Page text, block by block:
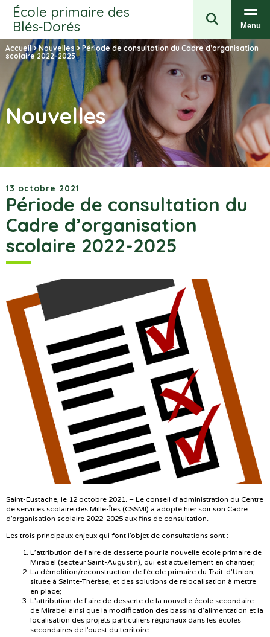
École primaire des
Blés‑Dorés
Menu
Accueil>Nouvelles> Période de consultation du Cadre d’organisation
scolaire 2022-2025
Nouvelles
13 octobre 2021
Période de consultation du
Cadre d’organisation
scolaire 2022-2025
Saint-Eustache, le 12 octobre 2021. – Le conseil d’administration du Centre
de services scolaire des Mille-Îles (CSSMI) a adopté hier soir son Cadre
d’organisation scolaire 2022-2025 aux fins de consultation.
Les trois principaux enjeux qui font l’objet de consultations sont :
L’attribution de l’aire de desserte pour la nouvelle école primaire de
Mirabel (secteur Saint-Augustin), qui est actuellement en chantier;
La démolition/reconstruction de l’école primaire du Trait-d’Union,
située à Sainte-Thérèse, et des solutions de relocalisation à mettre
en place;
L’attribution de l’aire de desserte de la nouvelle école secondaire
de Mirabel ainsi que la modification des bassins d’alimentation et la
localisation des projets particuliers régionaux dans les écoles
secondaires de l’ouest du territoire.